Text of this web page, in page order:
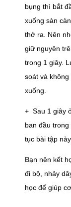
bụng thì bắt
xuống sàn
thở ra. Nên
giữ nguyên
trong 1 giây.
soát và
xuống.
+  Sau 1 giây
ban đầu
tục bài tập
Bạn nên kết
đi bộ, nhảy
học để giúp